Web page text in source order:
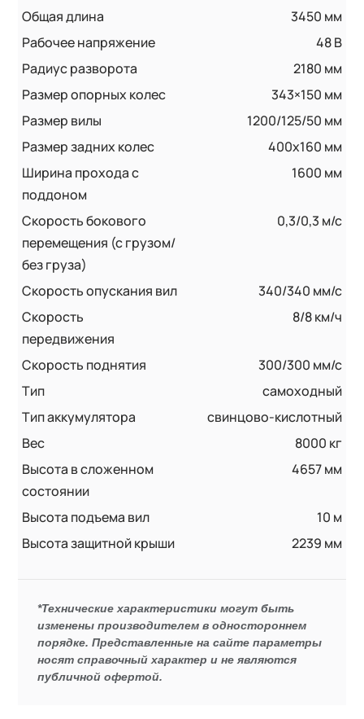
Общая длина
3450 мм
Рабочее напряжение
48 В
Радиус разворота
2180 мм
Размер опорных колес
343×150 мм
Размер вилы
1200/125/50 мм
Размер задних колес
400x160 мм
Ширина прохода с
поддоном
1600 мм
Скорость бокового
перемещения (с грузом/
без груза)
0,3/0,3 м/с
Скорость опускания вил
340/340 мм/с
Скорость
передвижения
8/8 км/ч
Скорость поднятия
300/300 мм/с
Тип
самоходный
Тип аккумулятора
свинцово-кислотный
Вес
8000 кг
Высота в сложенном
состоянии
4657 мм
Высота подъема вил
10 м
Высота защитной крыши
2239 мм
*Технические характеристики могут быть
изменены производителем в одностороннем
порядке. Представленные на сайте параметры
носят справочный характер и не являются
публичной офертой.